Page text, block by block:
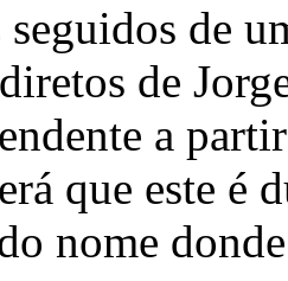
seguidos de
de
a
que este é
nome